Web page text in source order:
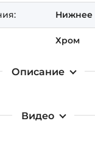
Описание
Нижнее
Хром
Видео